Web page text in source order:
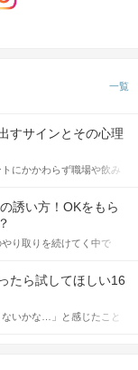
一覧
すサインとその心理
にかかわらず職場や飲み
。 これから恋人作りを本
異性を求めて出すサイン
るかどうかが重要。 この
出すサインとその心理を
ご紹介していきます。
誘い方！OKをもら
り取りを続けてく中で
」とお困りの男性もいら
で今回は、男性から女性へ
紹介します。例文も混じ
ください。
たら試してほしい16
いかな…」と感じたこと